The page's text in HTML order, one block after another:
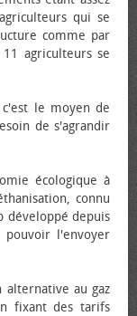
qui se
comme par
agriculteurs se
le moyen de
de s'agrandir
écologique à
connu
développé depuis
l'envoyer
alternative au gaz
fixant des tarifs